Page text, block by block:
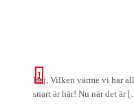
Hej, Vilken värme vi har
snart är här! Nu när det är
1